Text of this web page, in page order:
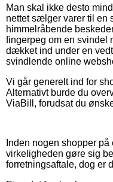
Man skal ikke desto
nettet sælger varer til en
himmelråbende
fingerpeg om en svindel
dækket ind under en
svindlende online
Vi går generelt ind for
Alternativt burde du
ViaBill, forudsat du
Inden nogen shopper
virkeligheden gøre sig
forretningsaftale, dog er